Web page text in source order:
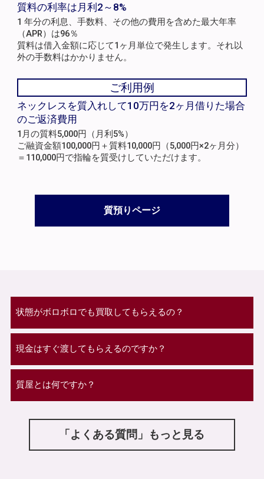
質料の利率は月利2～8%
1 年分の利息、手数料、その他の費用を含めた最大年率
（APR）は96％
質料は借入金額に応じて1ヶ月単位で発生します。それ以
外の手数料はかかりません。
ご利用例
ネックレスを質入れして10万円を2ヶ月借りた場合
のご返済費用
1月の質料5,000円（月利5%）
ご融資金額100,000円＋質料10,000円（5,000円×2ヶ月分）
＝110,000円で指輪を質受けしていただけます。
質預りページ
状態がボロボロでも買取してもらえるの？
現金はすぐ渡してもらえるのですか？
質屋とは何ですか？
「よくある質問」もっと見る